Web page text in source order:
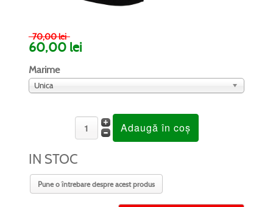
70,00 lei
60,00 lei
Marime
Unica
IN STOC
Pune o întrebare despre acest produs